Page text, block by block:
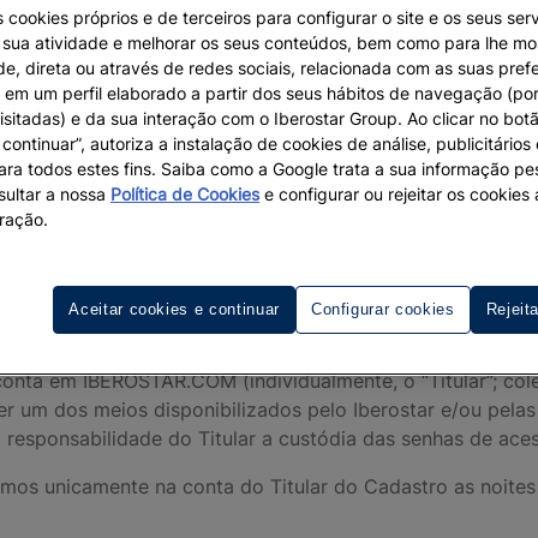
Cuba (individualmente, o “Hotel Iberostar”;
são as entidades pertencentes ou vinculadas ao
do Site e de demais canais de comercialização.
programa de fidelização “IHG One Rewards”,
termos e condições gerais do referido Programa,
Reserva, e inclusive durante a estadia no hotel,
sociedade pertencente ao Iberostar Group) não é
expressamente a qualquer ação ou reclamação contra
a leitura dos termos e condições do Programa
condições de acesso ao Programa e torna-se o
hotéis Iberostar selecionados.
em IBEROSTAR.COM (individualmente, o “Titular”;
um dos meios disponibilizados pelo Iberostar e/ou
responsabilidade do Titular a custódia das senhas de
unicamente na conta do Titular do Cadastro as
cookies próprios e de terceiros para configurar o site e os seus
atividade e melhorar os seus conteúdos, bem como para lhe
direta ou através de redes sociais, relacionada com as suas
em um perfil elaborado a partir dos seus hábitos de navegação
e da sua interação com o Iberostar Group. Ao clicar no
autoriza a instalação de cookies de análise, publicitários
todos estes fins. Saiba como a Google trata a sua informação
a nossa Política de Cookiese configurar ou rejeitar os cookies
Configurar cookies
Aceitar cookies e continuar